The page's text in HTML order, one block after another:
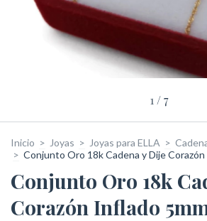
1 /7
Inicio > Joyas > Joyas para ELLA >
> Conjunto Oro 18k Cadena y Dije
Conjunto Oro 18k
Corazón Inflado